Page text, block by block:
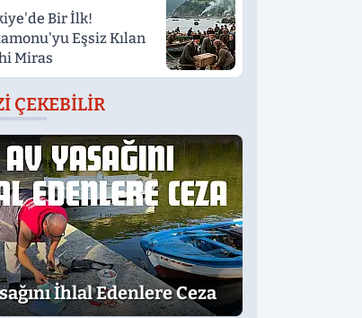
Bir İlk!
Eşsiz Kılan
Miras
ÇEKEBILIR
İhlal Edenlere Ceza